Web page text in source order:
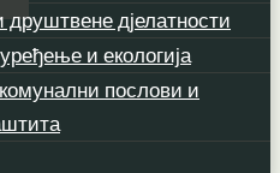
дјелатности
и екологија
послови и